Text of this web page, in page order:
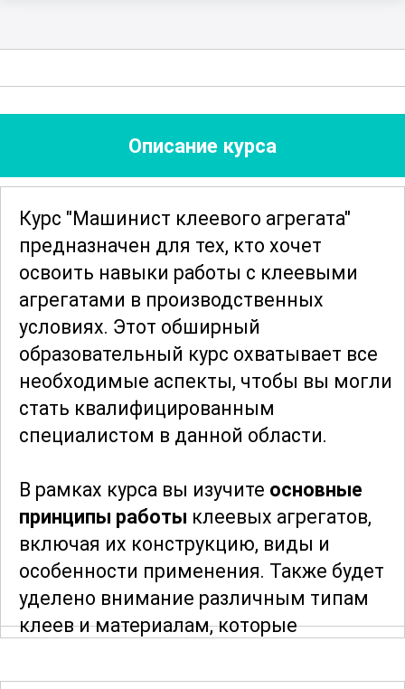
Описание курса
Курс "Машинист клеевого агрегата"
предназначен для тех, кто хочет
освоить навыки работы с клеевыми
агрегатами в производственных
условиях. Этот обширный
образовательный курс охватывает все
необходимые аспекты, чтобы вы могли
стать квалифицированным
специалистом в данной области.
В рамках курса вы изучите основные
принципы работы клеевых агрегатов,
включая их конструкцию, виды и
особенности применения. Также будет
уделено внимание различным типам
клеев и материалам, которые
узнаете о различных способах